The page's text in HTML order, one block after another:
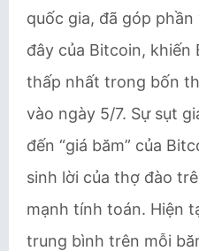
quốc gia, đã góp
đây của Bitcoin, khiến
thấp nhất trong bốn
vào ngày 5/7. Sự sụt
đến “giá băm” của
sinh lời của thợ đào
mạnh tính toán. Hiện
trung bình trên mỗi